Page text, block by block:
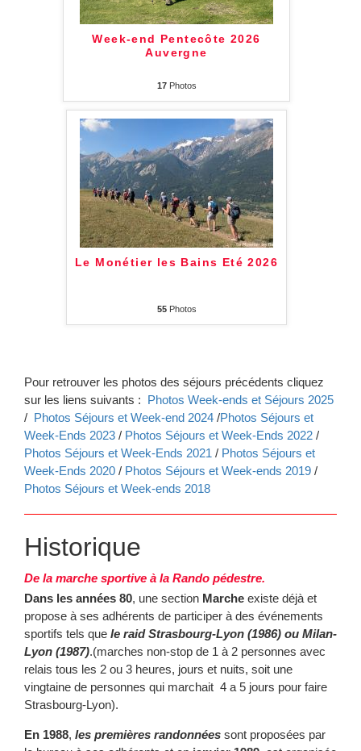
Week-end Pentecôte 2026
Auvergne
17Photos
Le Monétier les Bains Eté 2026
55Photos
Pour retrouver les photos des séjours précédents cliquez
sur les liens suivants : Photos Week-ends et Séjours 2025
/ Photos Séjours et Week-end 2024 /Photos Séjours et
Week-Ends 2023 / Photos Séjours et Week-Ends 2022 /
Photos Séjours et Week-Ends 2021 / Photos Séjours et
Week-Ends 2020 / Photos Séjours et Week-ends 2019 /
Photos Séjours et Week-ends 2018
Historique
De la marche sportive à la Rando pédestre.
Dans les années 80, une section Marche existe déjà et
propose à ses adhérents de participer à des événements
sportifs tels que le raid Strasbourg-Lyon (1986) ou Milan-
Lyon (1987).(marches non-stop de 1 à 2 personnes avec
relais tous les 2 ou 3 heures, jours et nuits, soit une
vingtaine de personnes qui marchait 4 a 5 jours pour faire
Strasbourg-Lyon).
En 1988, les premières randonnées sont proposées par